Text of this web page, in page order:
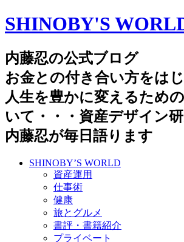
SHINOBY'S
内藤忍の公式ブログ
お金との付き合い方をは
人生を豊かに変えるため
いて・・・資産デザイン
内藤忍が毎日語ります
SHINOBY’S WORLD
資産運用
仕事術
健康
旅とグルメ
書評・書籍紹介
プライベート